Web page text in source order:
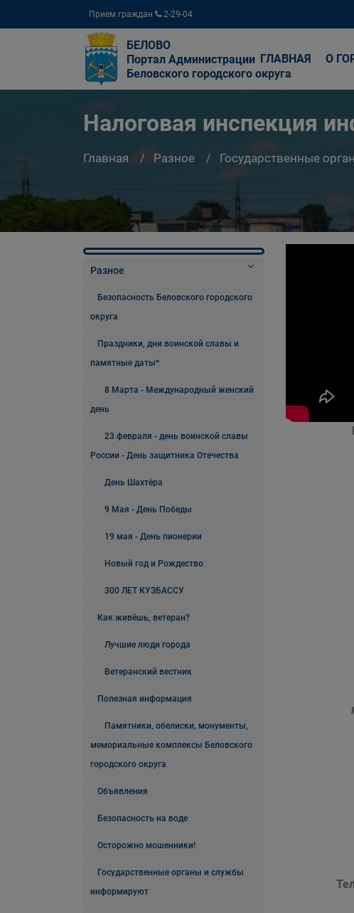
Прием граждан 2-29-04
БЕЛОВО
Портал Администрации
Беловского городского округа
ГЛАВНАЯ О
Налоговая инспекция
Главная Разное Государственные
Разное
Безопасность Беловского городского
округа
Праздники, дни воинской славы и
памятные даты*
8 Марта - Международный женский
день
23 февраля - день воинской славы
России - День защитника Отечества
День Шахтёра
9 Мая - День Победы
19 мая - День пионерии
Новый год и Рождество
300 ЛЕТ КУЗБАССУ
Как живёшь, ветеран?
Лучшие люди города
Ветеранский вестник
Полезная информация
Памятники, обелиски, монументы,
мемориальные комплексы Беловского
городского округа
Объявления
Безопасность на воде
Осторожно мошенники!
Государственные органы и службы
информируют